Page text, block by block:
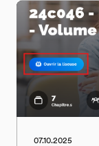
07.10.2025